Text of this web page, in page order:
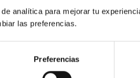
analítica para mejorar tu
las preferencias.
Preferencias
otra persona. Adoptamos su
Siendo esa persona observo
respiración… Siendo esa